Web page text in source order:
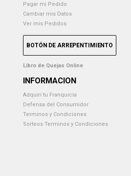
Pagar mi Pedido
Cambiar mis Datos
Ver mis Pedidos
BOTÓN DE ARREPENTIMIENTO
Libro de Quejas Online
INFORMACION
Adquirí tu Franquicia
Defensa del Consumidor
Terminos y Condiciones
Sorteos Terminos y Condiciones